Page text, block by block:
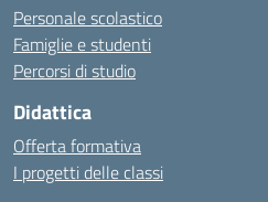
Personale scolastico
Famiglie e studenti
Percorsi di studio
Didattica
Offerta formativa
I progetti delle classi